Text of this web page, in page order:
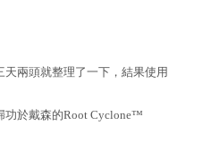
兩頭就整理了一下，結果使用
功於戴森的Root Cyclone™